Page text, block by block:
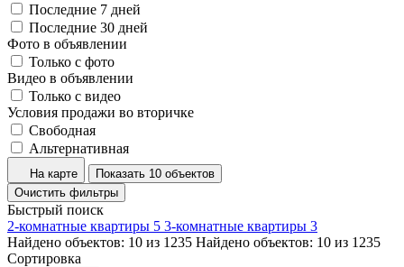
Последние 7 дней
Последние 30 дней
Фото в объявлении
Только с фото
Видео в объявлении
Только с видео
Условия продажи во вторичке
Свободная
Альтернативная
На карте
Показать 10 объектов
Очистить фильтры
Быстрый поиск
2-комнатные квартиры 5 3-комнатные квартиры 3
Найдено объектов: 10 из 1235 Найдено объектов: 10 из 1235
Сортировка